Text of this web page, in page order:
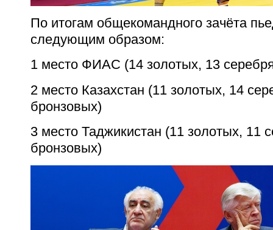
По итогам общекомандного зачёта
следующим образом:
1 место ФИАС (14 золотых, 13
2 место Казахстан (11 золотых, 14
бронзовых)
3 место Таджикистан (11 золотых, 11
бронзовых)